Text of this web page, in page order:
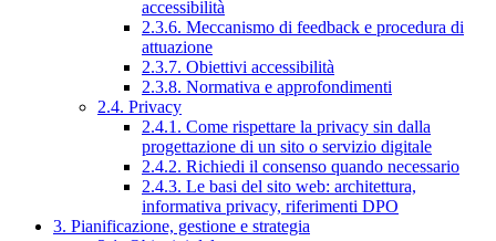
accessibilità
2.3.6. Meccanismo di feedback e procedura di
attuazione
2.3.7. Obiettivi accessibilità
2.3.8. Normativa e approfondimenti
2.4. Privacy
2.4.1. Come rispettare la privacy sin dalla
progettazione di un sito o servizio digitale
2.4.2. Richiedi il consenso quando necessario
2.4.3. Le basi del sito web: architettura,
informativa privacy, riferimenti DPO
3. Pianificazione, gestione e strategia